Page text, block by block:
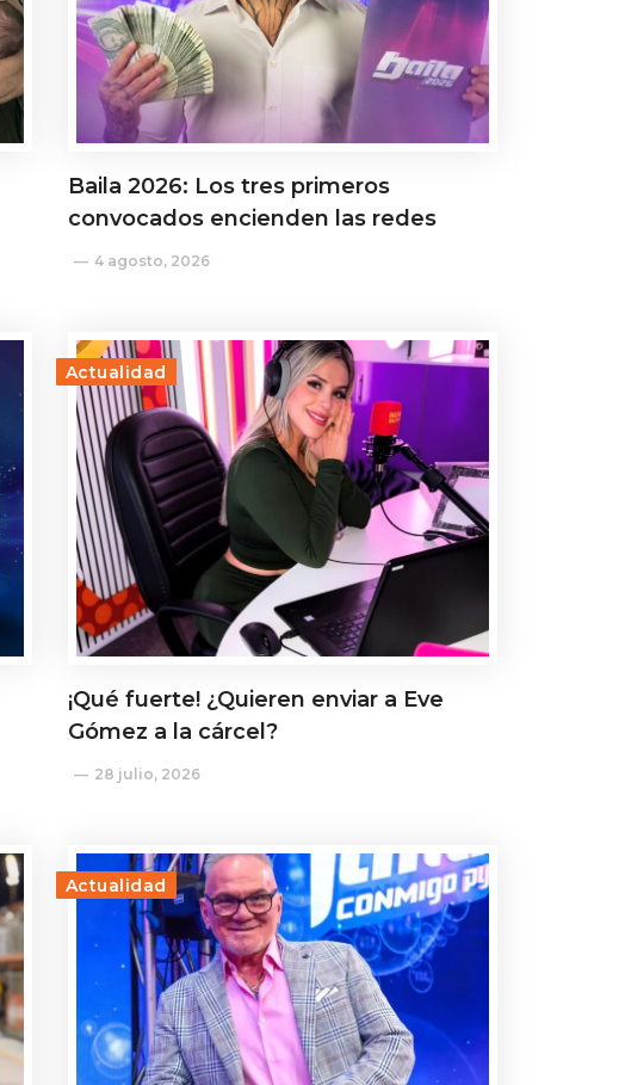
Baila 2026: Los tres primeros
convocados encienden las redes
4 agosto, 2026
Actualidad
¡Qué fuerte! ¿Quieren enviar a Eve
Gómez a la cárcel?
28 julio, 2026
Actualidad